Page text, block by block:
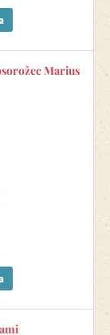
Marius